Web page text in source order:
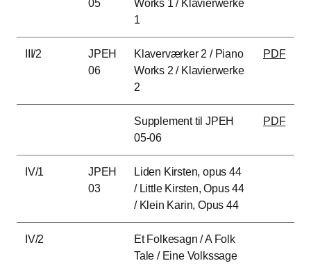
05
Works 1 / Klavierwerke
1
III/2
JPEH
06
Klaverværker 2 / Piano
Works 2 / Klavierwerke
2
PDF
Supplement til JPEH
05-06
PDF
IV/1
JPEH
03
Liden Kirsten, opus 44
/ Little Kirsten, Opus 44
/ Klein Karin, Opus 44
IV/2
Et Folkesagn / A Folk
Tale / Eine Volkssage